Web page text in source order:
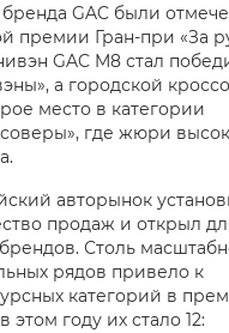
GAC были
премии Гран-при «За
GAC M8 стал
а городской
место в категории
где жюри
авторынок
продаж и открыл
Столь
рядов привело к
категорий в
году их стало 12: